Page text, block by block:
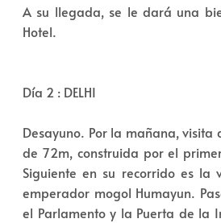
A su llegada, se le dará una
Hotel.
Día 2 : DELHI
Desayuno. Por la mañana,
de 72m, construida por el
Siguiente en su recorrido es la
emperador mogol Humayun.
el Parlamento y la Puerta de la